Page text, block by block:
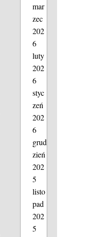
mar
zec
202
6
luty
202
6
styc
zeń
202
6
grud
zień
202
5
listo
pad
202
5